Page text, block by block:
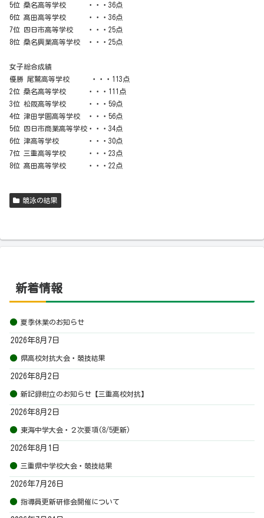
5位 桑名高等学校 ・・・36点
6位 髙田高等学校 ・・・36点
7位 四日市高等学校 ・・・25点
8位 桑名興業高等学校 ・・・25点
女子総合成績
優勝 尾鷲高等学校 ・・・113点
2位 桑名高等学校 ・・・111点
3位 松阪高等学校 ・・・59点
4位 津田学園高等学校 ・・・56点
5位 四日市商業高等学校・・・34点
6位 津高等学校 ・・・30点
7位 三重高等学校 ・・・23点
8位 髙田高等学校 ・・・22点
競泳の結果
新着情報
夏季休業のお知らせ
2026年8月7日
県高校対抗大会・競技結果
2026年8月2日
新記録樹立のお知らせ【三重高校対抗】
2026年8月2日
東海中学大会・２次要項(8/5更新)
2026年8月1日
三重県中学校大会・競技結果
2026年7月26日
指導員更新研修会開催について